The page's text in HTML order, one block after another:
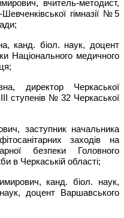
вчитель-методист,
Шевченківської гімназії №5
канд. біол. наук, доцент
Національного медичного
директор Черкаської
ступенів № 32 Черкаської
заступник начальника
заходів на
безпеки Головного
в Черкаській області;
канд. біол. наук,
доцент Варшавського